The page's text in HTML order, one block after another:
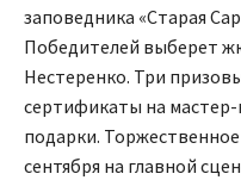
заповедника «Старая
Победителей выберет
Нестеренко. Три
сертификаты на
подарки.
сентября на главной